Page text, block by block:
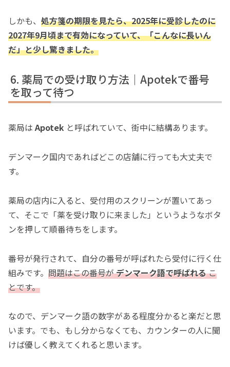
しかも、 処方箋の期限を見たら、2025年に受診したのに
2027年9月頃まで有効になっていて、「こんなに長いん
だ」と少し驚きました。
薬局での受け取り方法｜Apotekで番号
を取って待つ
薬局はApotek と呼ばれていて、街中に結構あります。
デンマーク国内であればどこの店舗に行っても大丈夫で
す。
薬局の店内に入ると、受付用のスクリーンが置いてあっ
て、そこで「薬を受け取りに来ました」というようなボタ
ンを押して順番待ちをします。
番号が発行されて、自分の番号が呼ばれたら受付に行く仕
組みです。 問題はこの番号がデンマーク語で呼ばれるこ
とです。
なので、デンマーク語の数字がある程度分かると楽だと思
います。でも、もし分からなくても、カウンターの人に聞
けば優しく教えてくれると思います。